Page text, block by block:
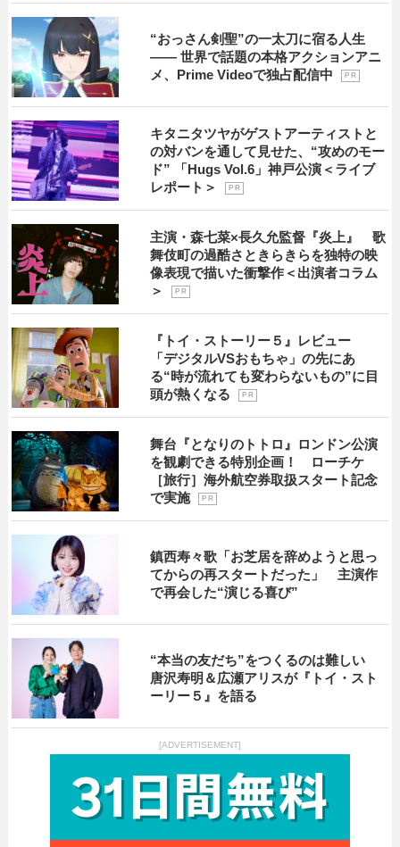
“おっさん剣聖”の一太刀に宿る人生
―― 世界で話題の本格アクションアニ
メ、Prime Videoで独占配信中
P R
キタニタツヤがゲストアーティストと
の対バンを通して見せた、“攻めのモー
ド” 「Hugs Vol.6」神戸公演＜ライブ
レポート＞
P R
主演・森七菜×長久允監督『炎上』 歌
舞伎町の過酷さときらきらを独特の映
像表現で描いた衝撃作＜出演者コラム
＞
P R
『トイ・ストーリー５』レビュー
「デジタルVSおもちゃ」の先にあ
る“時が流れても変わらないもの”に目
頭が熱くなる
P R
舞台『となりのトトロ』ロンドン公演
を観劇できる特別企画！ ローチケ
［旅行］海外航空券取扱スタート記念
で実施
P R
鎮西寿々歌「お芝居を辞めようと思っ
てからの再スタートだった」 主演作
で再会した“演じる喜び”
“本当の友だち”をつくるのは難しい
唐沢寿明＆広瀬アリスが『トイ・スト
ーリー５』を語る
[ADVERTISEMENT]